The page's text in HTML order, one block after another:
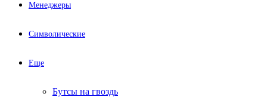
Менеджеры
Символические
Еще
Бутсы на гвоздь